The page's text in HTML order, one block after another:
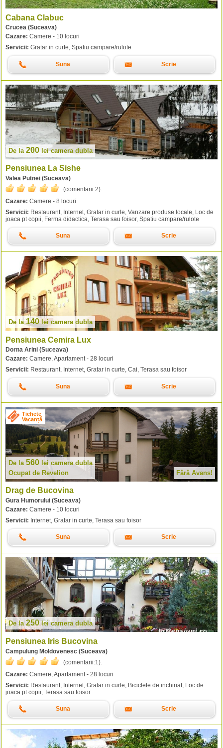
Cabana Clabuc
Crucea (Suceava)
Cazare: Camere - 10 locuri
Servicii: Gratar in curte, Spatiu campare/rulote
Suna Scrie
De la 200 leicamera dubla
Pensiunea La Sishe
Valea Putnei (Suceava)
(comentarii:2).
Cazare: Camere - 8 locuri
Servicii: Restaurant, Internet, Gratar in curte, Vanzare produse locale, Loc de
joaca pt copii, Ferma didactica, Terasa sau foisor, Spatiu campare/rulote
Suna Scrie
De la140leicamera dubla
Pensiunea Cemira Lux
Dorna Arini (Suceava)
Cazare: Camere, Apartament - 28 locuri
Servicii: Restaurant, Internet, Gratar in curte, Cai, Terasa sau foisor
Suna Scrie
Tichete
Vacanță
De la 560 lei camera dubla
Ocupat de Revelion
Fără Avans!
Drag de Bucovina
Gura Humorului (Suceava)
Cazare: Camere - 10 locuri
Servicii: Internet, Gratar in curte, Terasa sau foisor
Suna Scrie
De la 250leicamera dubla
Pensiunea Iris Bucovina
Campulung Moldovenesc (Suceava)
(comentarii:1 ).
Cazare: Camere, Apartament - 28 locuri
Servicii: Restaurant, Internet, Gratar in curte, Biciclete de inchiriat, Loc de
joaca pt copii, Terasa sau foisor
Suna Scrie